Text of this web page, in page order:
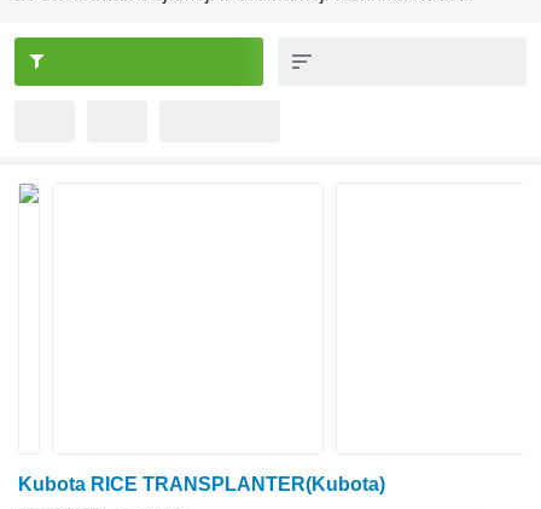
Kubota RICE TRANSPLANTER(Kubota)